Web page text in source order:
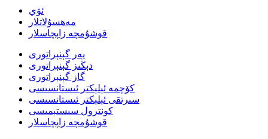
ئۆي
مەھسۇلاتلار
قوشۇمچە زاپچاسلار
يەر گېنېراتورى
دېڭىز گېنېراتورى
گاز گېنېراتورى
كۆچمە ئېلېكتر ئىستانسىسى
سىرتقى ئېلېكتر ئىستانسىسى
كونترول سىستېمىسى
قوشۇمچە زاپچاسلار